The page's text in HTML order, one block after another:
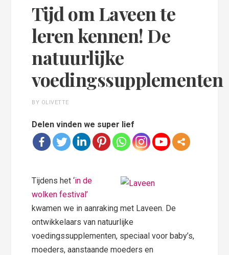
Tijd om Laveen te
leren kennen! De
natuurlijke
voedingssupplementen
BY OLIVETTE
Delen vinden we super lief
Tijdens het ‘in de
wolken festival’
kwamen we in aanraking met Laveen. De
ontwikkelaars van natuurlijke
voedingssupplementen, speciaal voor baby’s,
moeders, aanstaande moeders en